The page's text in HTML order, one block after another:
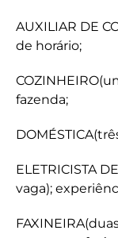
AUXILIAR DE
de horário;
fazenda;
ELETRICISTA
vaga);